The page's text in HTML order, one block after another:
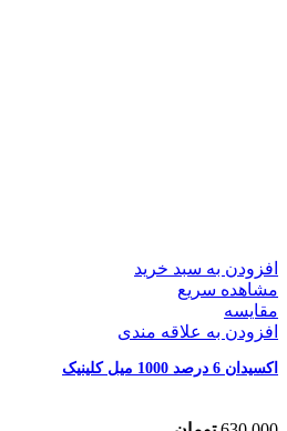
افزودن به سبد خرید
مشاهده سریع
مقایسه
افزودن به علاقه مندی
اکسیدان 6 درصد 1000 میل کلینیک